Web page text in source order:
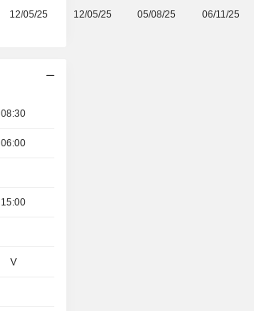
12/05/25 12/05/25 05/08/25 06/11/25
08:30
06:00
15:00
V